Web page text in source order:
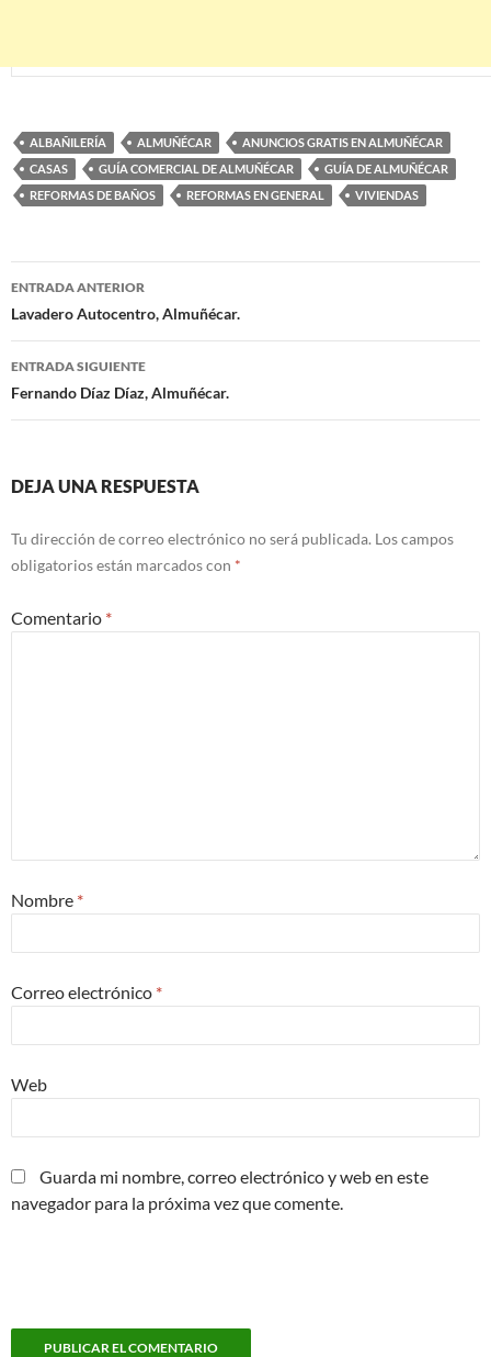
ALBAÑILERÍA ALMUÑÉCAR
ANUNCIOS GRATIS EN ALMUÑÉCAR
CASAS
GUÍA COMERCIAL DE ALMUÑÉCAR
GUÍA DE ALMUÑÉCAR
REFORMAS DE BAÑOS
REFORMAS EN GENERAL VIVIENDAS
Navegación
de
entradas
ENTRADA ANTERIOR
Lavadero Autocentro, Almuñécar.
ENTRADA SIGUIENTE
Fernando Díaz Díaz, Almuñécar.
DEJA UNA RESPUESTA
Tu dirección de correo electrónico no será publicada. Los campos
obligatorios están marcados con *
Comentario *
Nombre *
Correo electrónico *
Web
Guarda mi nombre, correo electrónico y web en este
navegador para la próxima vez que comente.